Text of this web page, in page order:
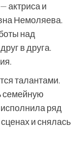
актриса и
Немоляева.
над
в друга.
талантами.
семейную
ряд
и снялась